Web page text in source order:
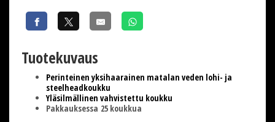
Tuotekuvaus
Perinteinen yksihaarainen matalan veden lohi- ja
steelheadkoukku
Yläsilmällinen vahvistettu koukku
Pakkauksessa 25 koukkua